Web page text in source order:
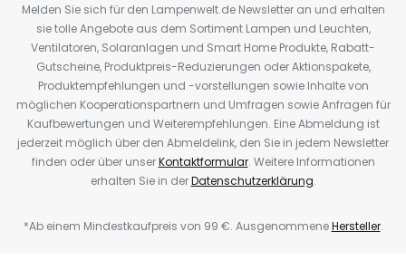
Melden Sie sich für den Lampenwelt.de Newsletter an und erhalten
sie tolle Angebote aus dem Sortiment Lampen und Leuchten,
Ventilatoren, Solaranlagen und Smart Home Produkte, Rabatt-
Gutscheine, Produktpreis-Reduzierungen oder Aktionspakete,
Produktempfehlungen und -vorstellungen sowie Inhalte von
möglichen Kooperationspartnern und Umfragen sowie Anfragen für
Kaufbewertungen und Weiterempfehlungen. Eine Abmeldung ist
jederzeit möglich über den Abmeldelink, den Sie in jedem Newsletter
finden oder über unserKontaktformular. Weitere Informationen
erhalten Sie in derDatenschutzerklärung.
*Ab einem Mindestkaufpreis von 99 €. AusgenommeneHersteller.